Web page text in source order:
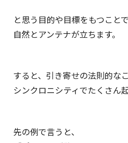
と思う目的や目標をもつことで
自然とアンテナが立ちます。
すると、引き寄せの法則的な
シンクロニシティでたくさん
先の例で言うと、